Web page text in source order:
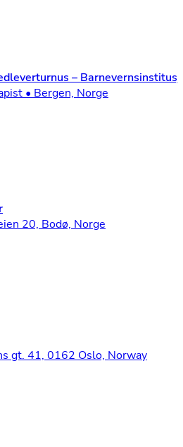
–
• Bergen, Norge
erfarne miljøterapeuter og
20, Bodø, Norge
30. oktober 2023 Dette er en
gt. 41, 0162 Oslo, Norway
Care – Der du gjør en